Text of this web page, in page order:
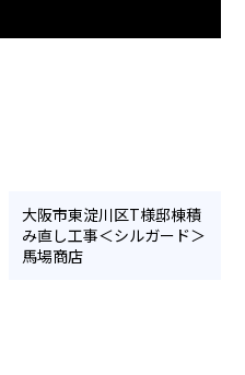
大阪市東淀川区T様邸棟積
み直し工事＜シルガード＞
馬場商店